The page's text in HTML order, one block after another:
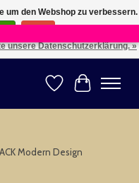
×
-- Choose your language: EN ⇓ ⇒
Wunschzettel
Ihr
Modern Design
um den Webshop zu verbessern.
unsere Datenschutzerklärung. »